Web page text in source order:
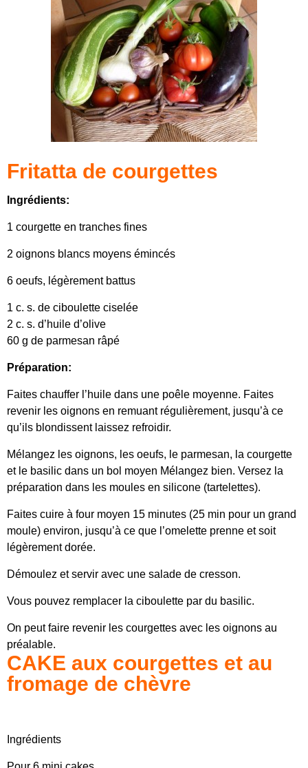
Fritatta de courgettes
Ingrédients:
1 courgette en tranches fines
2 oignons blancs moyens émincés
6 oeufs, légèrement battus
1 c. s. de ciboulette ciselée
2 c. s. d’huile d’olive
60 g de parmesan râpé
Préparation:
Faites chauffer l’huile dans une poêle moyenne. Faites
revenir les oignons en remuant régulièrement, jusqu’à ce
qu’ils blondissent laissez refroidir.
Mélangez les oignons, les oeufs, le parmesan, la courgette
et le basilic dans un bol moyen Mélangez bien. Versez la
préparation dans les moules en silicone (tartelettes).
Faites cuire à four moyen 15 minutes (25 min pour un grand
moule) environ, jusqu’à ce que l’omelette prenne et soit
légèrement dorée.
Démoulez et servir avec une salade de cresson.
Vous pouvez remplacer la ciboulette par du basilic.
On peut faire revenir les courgettes avec les oignons au
préalable.
CAKE aux courgettes et au
fromage de chèvre
Ingrédients